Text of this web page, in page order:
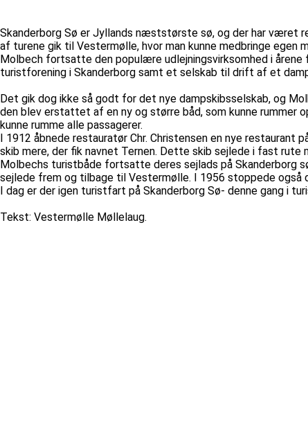
Skanderborg Sø er Jyllands næststørste sø, og der har været
af turene gik til Vestermølle, hvor man kunne medbringe egen
Molbech fortsatte den populære udlejningsvirksomhed i
turistforening i Skanderborg samt et selskab til drift af et
Det gik dog ikke så godt for det nye dampskibsselskab, og
den blev erstattet af en ny og større båd, som kunne rummer
kunne rumme alle passagerer.
I 1912 åbnede restauratør Chr. Christensen en nye
skib mere, der fik navnet Ternen. Dette skib sejlede i fast rute
Molbechs turistbåde fortsatte deres sejlads på Skanderborg
sejlede frem og tilbage til Vestermølle. I 1956 stoppede også
I dag er der igen turistfart på Skanderborg Sø- denne gang i
Tekst: Vestermølle Møllelaug.